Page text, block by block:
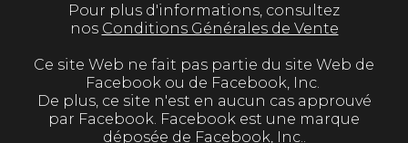
Pour plus d'informations, consultez
nos Conditions Générales de Vente
Ce site Web ne fait pas partie du site Web de
Facebook ou de Facebook, Inc.
De plus, ce site n'est en aucun cas approuvé
par Facebook. Facebook est une marque
déposée de Facebook, Inc..